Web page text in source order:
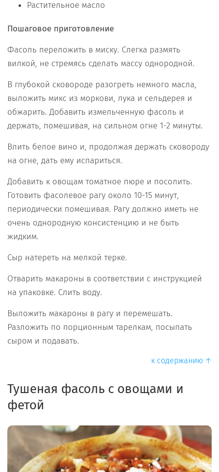
Растительное масло
Пошаговое приготовление
Фасоль переложить в миску. Слегка размять
вилкой, не стремясь сделать массу однородной.
В глубокой сковороде разогреть немного масла,
выложить микс из моркови, лука и сельдерея и
обжарить. Добавить измельченную фасоль и
держать, помешивая, на сильном огне 1-2 минуты.
Влить белое вино и, продолжая держать сковороду
на огне, дать ему испариться.
Добавить к овощам томатное пюре и посолить.
Готовить фасолевое рагу около 10-15 минут,
периодически помешивая. Рагу должно иметь не
очень однородную консистенцию и не быть
жидким.
Сыр натереть на мелкой терке.
Отварить макароны в соответствии с инструкцией
на упаковке. Слить воду.
Выложить макароны в рагу и перемешать.
Разложить по порционным тарелкам, посыпать
сыром и подавать.
к содержанию ↑
Тушеная фасоль с овощами и
фетой